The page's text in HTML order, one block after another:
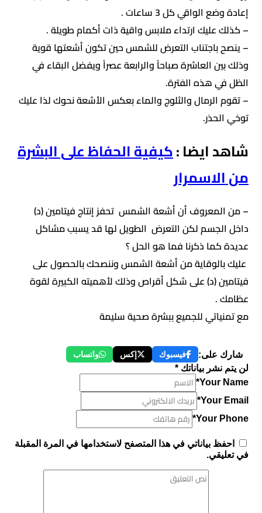
إعادة وضع الواقي كل 3 ساعات .
– كذلك عليك ارتداء ملابس واقية ذات أكمام طويلة .
– ينصح باجتناب التعرض للشمس حين تكون أشعتها قوية
وذلك بين العاشرة صباحاً والرابعة عصراً ويفضل البقاء في
الظل في هذه الفترة.
– تقوم الرمال والثلوج والماء بعكس الأشعة نحوك لذا عليك
توخي الحذر.
شاهد ايضا :كيفية الحفاظ على البشرة
من الاسمرار
– من المعروف أن أشعة الشمس تحفز إنتاج فيتامين (د)
داخل الجسم لكن التعرض الطويل لها قد يسبب مشاكل
عديدة كما ذكرنا فما هو الحل ؟
عليك بالوقاية من أشعة الشمس وننصحك بالحصول على
فيتامين (د) على شكل أقراص وذلك لأهميته الكبيرة لقوة
عظامك .
مع تمنياتي للجميع ببشرة صحية سليمة
شارك على: فيسبوك إكس واتساب
لن يتم نشر بياناتك *
Your Name*
Your Email*
Your Phone*
احفظ بياناتي في هذا المتصفح لاستخدامها في المرة المقبلة
في تعليقي.